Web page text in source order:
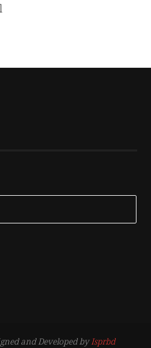
and Developed byIsprbd